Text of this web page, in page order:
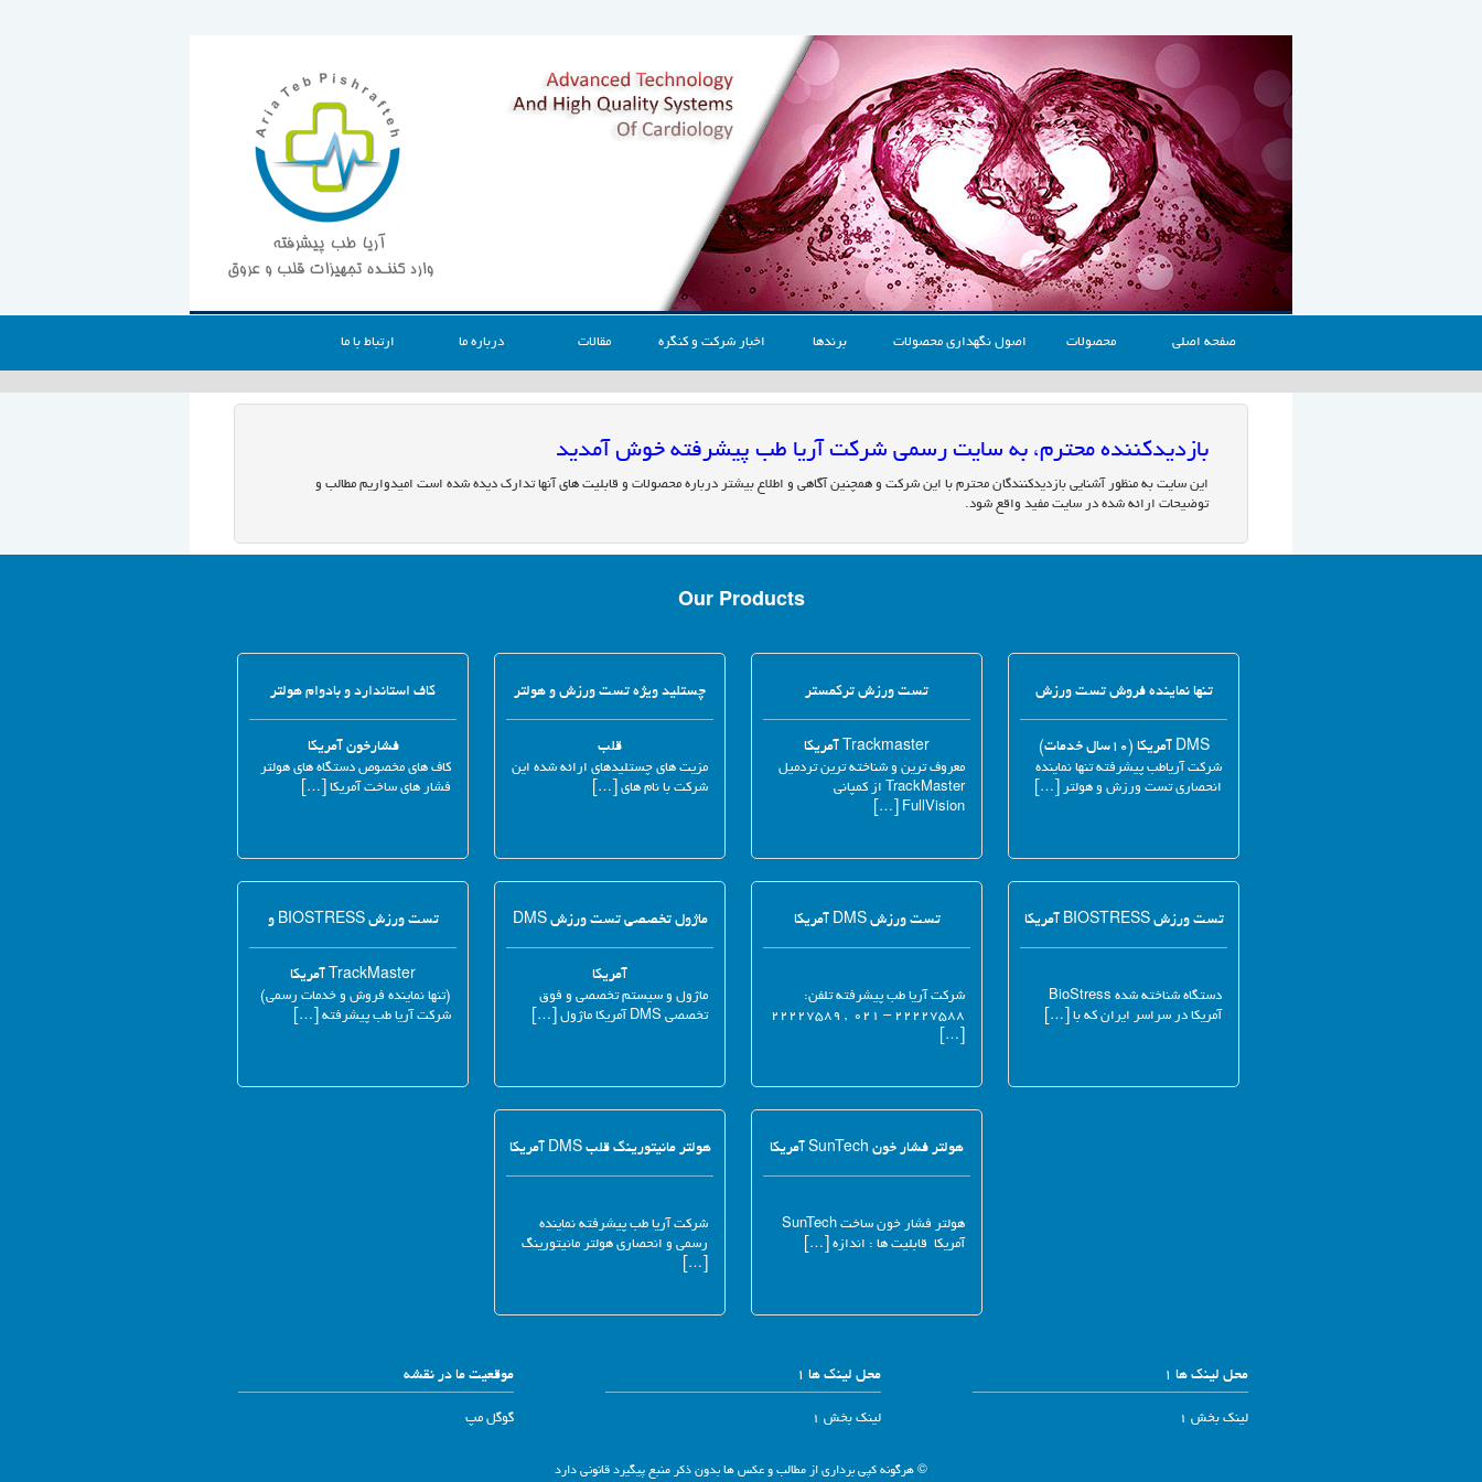
صفحه اصلی محصولات اصول نگهداری محصولات برندها اخبار شرکت و کنگره مقالات درباره ما ارتباط با ما
بازدیدکننده محترم، به سایت رسمی شرکت آریا طب پیشرفته خوش آمدید
این سایت به منظور آشنایی بازدیدکنندگان محترم با این شرکت و همچنین آگاهی و اطلاع بیشتر درباره محصولات و قابلیت های آنها تدارک دیده شده است امیدواریم مطالب و
توضیحات ارائه شده در سایت مفید واقع شود.
Our Products
تنها نماینده فروش تست ورزش
DMS آمریکا (۱۰سال خدمات)
شرکت آریاطب پیشرفته تنها نماینده
انحصاری تست ورزش و هولتر […]
تست ورزش ترکمستر
Trackmaster آمریکا
معروف ترین و شناخته ترین تردمیل
TrackMaster از کمپانی
FullVision […]
چستلید ویژه تست ورزش و هولتر
قلب
مزیت های چستلیدهای ارائه شده این
شرکت با نام های […]
کاف استاندارد و بادوام هولتر
فشارخون آمریکا
کاف های مخصوص دستگاه های هولتر
فشار های ساخت آمریکا […]
تست ورزش BIOSTRESS آمریکا
دستگاه شناخته شده BioStress
آمریکا در سراسر ایران که با […]
تست ورزش DMS آمریکا
شرکت آریا طب پیشرفته تلفن:
۲۲۲۲۷۵۸۸ – ۰۲۱ , ۲۲۲۲۷۵۸۹
[…]
ماژول تخصصی تست ورزش DMS
آمریکا
ماژول و سیستم تخصصی و فوق
تخصصی DMS آمریکا ماژول […]
تست ورزش BIOSTRESS و
TrackMaster آمریکا
(تنها نماینده فروش و خدمات رسمی)
شرکت آریا طب پیشرفته […]
هولتر فشار خون SunTech آمریکا
هولتر فشار خون ساخت SunTech
آمریکا قابلیت ها : اندازه […]
هولتر مانیتورینگ قلب DMS آمریکا
شرکت آریا طب پیشرفته نماینده
رسمی و انحصاری هولتر مانیتورینگ
[…]
محل لینک ها 1
لینک بخش 1
محل لینک ها 1
لینک بخش 1
موقعیت ما در نقشه
گوگل مپ
© هرگونه کپی برداری از مطالب و عکس ها بدون ذکر منبع پیگیرد قانونی دارد